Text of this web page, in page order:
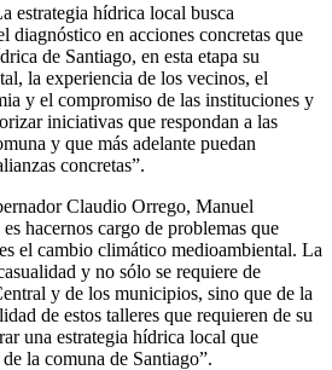
estrategia hídrica local busca
diagnóstico en acciones concretas que
de Santiago, en esta etapa su
la experiencia de los vecinos, el
y el compromiso de las instituciones y
iniciativas que respondan a las
y que más adelante puedan
concretas”.
Claudio Orrego, Manuel
hacernos cargo de problemas que
el cambio climático medioambiental. La
y no sólo se requiere de
y de los municipios, sino que de la
de estos talleres que requieren de su
una estrategia hídrica local que
la comuna de Santiago”.